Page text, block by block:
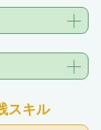
スキル